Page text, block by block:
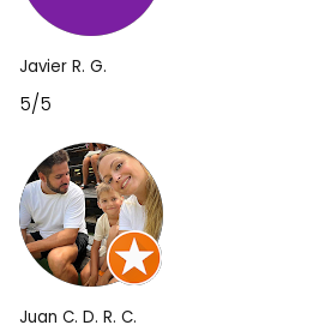
Javier R. G.
5/5
Juan C. D. R. C.